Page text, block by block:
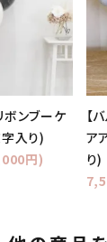
ボンブーケ
入り)
円)
【
ア
り)